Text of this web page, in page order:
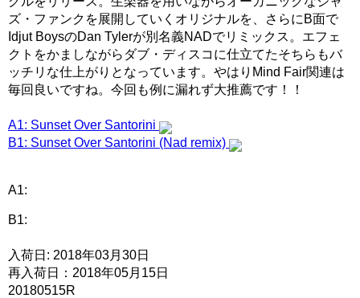
ズ・ファンクを展開していくオリジナルを、さらにB面で
Idjut BoysのDan Tylerが別名義NADでリミックス。エフェ
クトをかましながらダブ・ディスコに仕立てたそちらもバ
ッチリな仕上がりとなっています。やはりMind Fair関連は
毎回良いですね。今回も例に漏れず大推薦です！！
A1: Sunset Over Santorini
B1: Sunset Over Santorini (Nad remix)
A1:
B1:
入荷日: 2018年03月30日
再入荷日：2018年05月15日
20180515R